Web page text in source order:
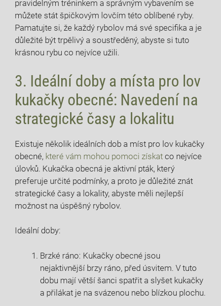
pravidelným tréninkem a správným vybavením se
můžete stát špičkovým lovčím této‌ oblíbené ryby.​
Pamatujte si, že každý rybolov má své specifika a je
důležité být trpělivý a soustředěný, abyste si tuto
‌krásnou rybu co⁢ nejvíce užili.
3. Ideální doby a místa pro lov
kukačky obecné: Navedení na
strategické⁣ časy a lokalitu
Existuje několik ideálních dob a míst pro lov kukačky
obecné, které‌ vám mohou pomoci získat co ⁣nejvíce
‌úlovků. ⁣Kukačka obecná je⁤ aktivní pták, který
preferuje určité podmínky, a proto je důležité znát
strategické časy‌ a lokality, abyste měli nejlepší
možnost na úspěšný rybolov.
Ideální doby:
Brzké ráno: Kukačky obecné‌ jsou
nejaktivnější brzy ráno, před úsvitem. V tuto
dobu mají větší šanci spatřit a slyšet kukačky
a přilákat je na svázenou nebo blízkou plochu.